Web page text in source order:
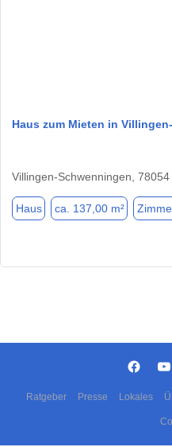
Haus zum Mieten in
Villingen-Schwenningen, 78054
Haus ca. 137,00 m²
Ratgeber Presse Lokales